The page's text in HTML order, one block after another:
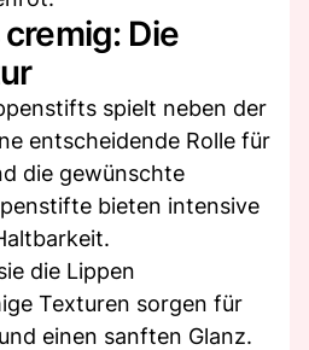
Die
spielt neben der
entscheidende Rolle für
die gewünschte
bieten intensive
die Lippen
Texturen sorgen für
einen sanften Glanz.